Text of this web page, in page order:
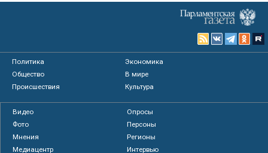
Политика
Экономика
Общество
В мире
Происшествия
Культура
Видео
Опросы
Фото
Персоны
Мнения
Регионы
Медиацентр
Интервью